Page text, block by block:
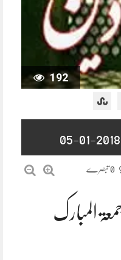
192
المبارک